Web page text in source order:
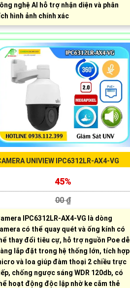
nghệ AI hỗ trợ nhận diện và phân
hình ảnh chính xác
UNIVIEW IPC6312LR-AX4-VG
45%
00 ₫
IPC6312LR-AX4-VG là dòng
có thể quay quét và ống kính có
thay đổi tiêu cự, hỗ trợ nguồn Poe dễ
lắp đặt trong hệ thống lớn, tích hợp
và loa giúp đàm thoại 2 chiều trực
chống ngược sáng WDR 120db, có
hoạt động độc lập nhờ ke cắm thẻ